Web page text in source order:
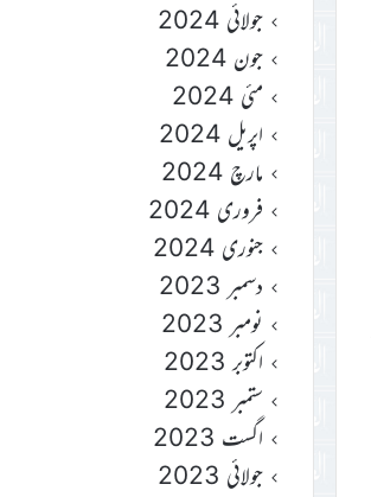
جولائی 2024
جون 2024
مئی 2024
اپریل 2024
مارچ 2024
فروری 2024
جنوری 2024
دسمبر 2023
نومبر 2023
اکتوبر 2023
ستمبر 2023
اگست 2023
جولائی 2023